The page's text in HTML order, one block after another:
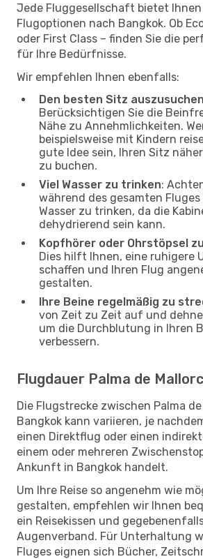
Jede Fluggesellschaft bietet Ihnen
Flugoptionen nach Bangkok. Ob
oder First Class – finden Sie die
für Ihre Bedürfnisse.
Wir empfehlen Ihnen ebenfalls:
Den besten Sitz auszusuchen
Berücksichtigen Sie die
Nähe zu Annehmlichkeiten.
beispielsweise mit Kindern
gute Idee sein, Ihren Sitz
zu buchen.
Viel Wasser zu trinken:
während des gesamten
Wasser zu trinken, da die
dehydrierend sein kann.
Kopfhörer oder Ohrstöpsel
Dies hilft Ihnen, eine ruhigere
schaffen und Ihren Flug
gestalten.
Ihre Beine regelmäßig zu
von Zeit zu Zeit auf und
um die Durchblutung in Ihren
verbessern.
Flugdauer Palma de
Die Flugstrecke zwischen Palma
Bangkok kann variieren, je
einen Direktflug oder einen
einem oder mehreren
Ankunft in Bangkok handelt.
Um Ihre Reise so angenehm wie
gestalten, empfehlen wir Ihnen
ein Reisekissen und
Augenverband. Für Unterhaltung
Fluges eignen sich Bücher,